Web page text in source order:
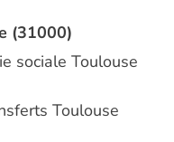
(31000)
sociale Toulouse
Toulouse